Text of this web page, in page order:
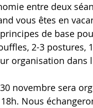
entre deux
vous êtes en
de base
2-3
organisation dans
novembre sera
Nous